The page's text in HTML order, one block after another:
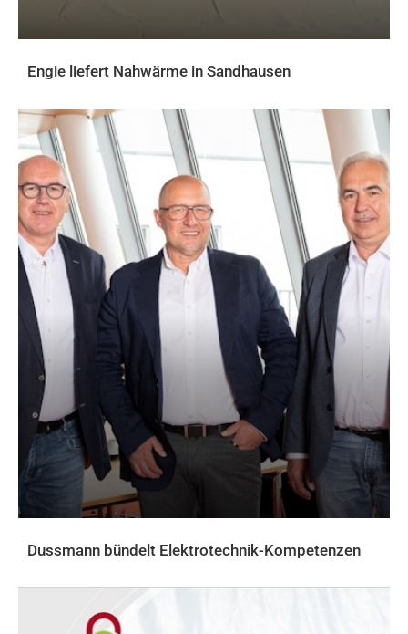
Engie liefert Nahwärme in Sandhausen
Dussmann bündelt Elektrotechnik-Kompetenzen